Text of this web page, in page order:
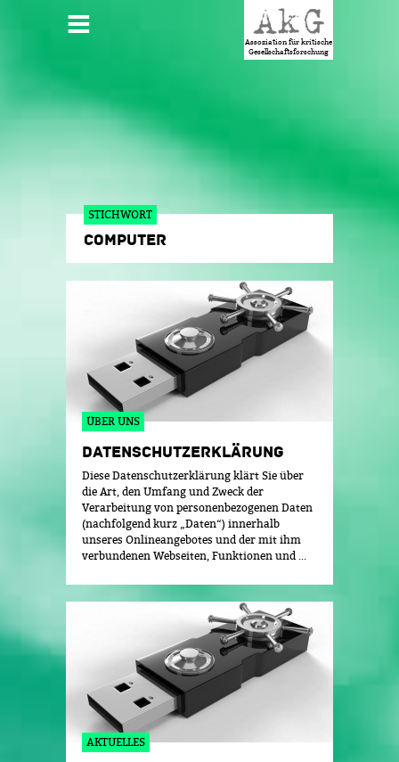
HAUPTMENÜ
Assoziation für kritische
Gesellschaftsforschung
STICHWORT
COMPUTER
ÜBER UNS
DATENSCHUTZERKLÄRUNG
Diese Datenschutzerklärung klärt Sie über
die Art, den Umfang und Zweck der
Verarbeitung von personenbezogenen Daten
(nachfolgend kurz „Daten“) innerhalb
unseres Onlineangebotes und der mit ihm
verbundenen Webseiten, Funktionen und ...
AKTUELLES